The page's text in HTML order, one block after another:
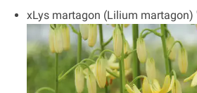
xLys martagon (Lilium martagon)